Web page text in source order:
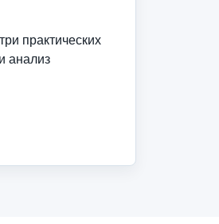
практических
анализ